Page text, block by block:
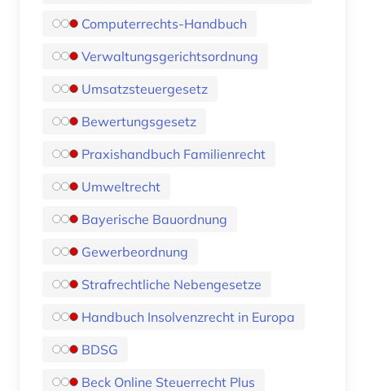
Computerrechts-Handbuch
Verwaltungsgerichtsordnung
Umsatzsteuergesetz
Bewertungsgesetz
Praxishandbuch Familienrecht
Umweltrecht
Bayerische Bauordnung
Gewerbeordnung
Strafrechtliche Nebengesetze
Handbuch Insolvenzrecht in Europa
BDSG
Beck Online Steuerrecht Plus